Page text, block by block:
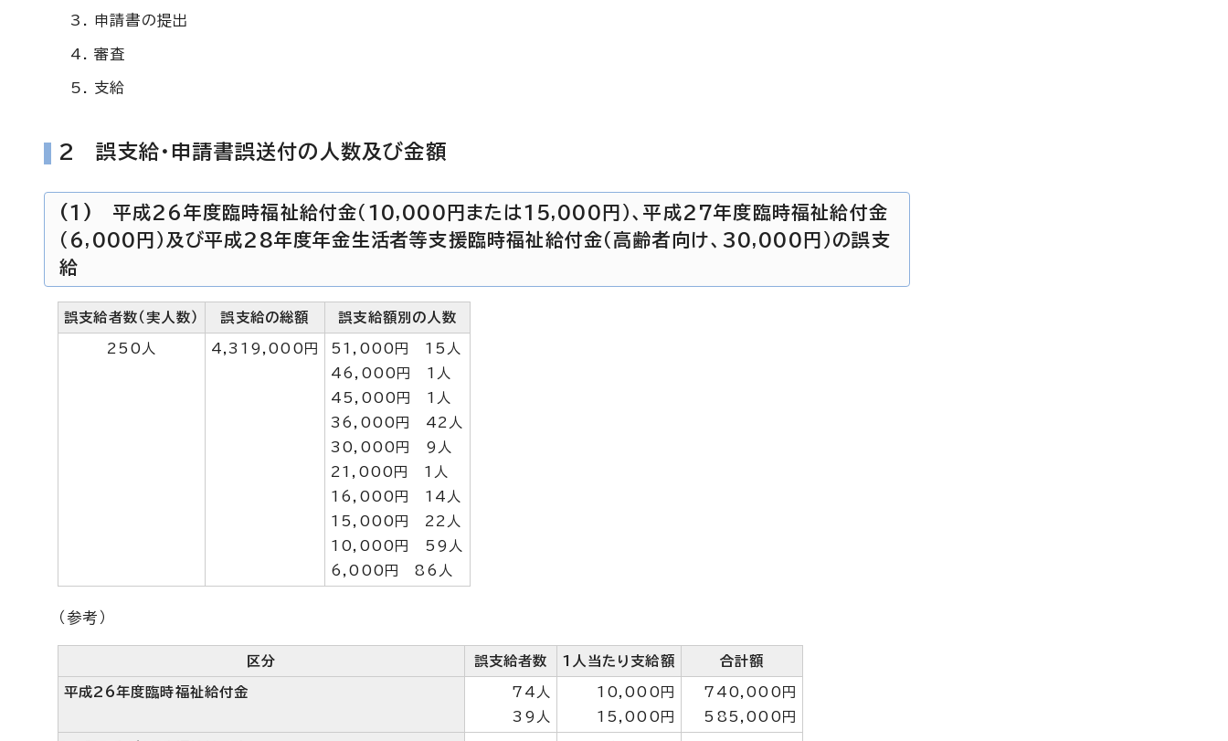
申請書の提出
審査
支給
2 誤支給・申請書誤送付の人数及び金額
(1) 平成26年度臨時福祉給付金（10,000円または15,000円）、平成27年度臨時福祉給付金
（6,000円）及び平成28年度年金生活者等支援臨時福祉給付金（高齢者向け、30,000円）の誤支
給
誤支給者数（実人数） 誤支給の総額 誤支給額別の人数
250人 4,319,000円
51,000円 15人
46,000円 1人
45,000円 1人
36,000円 42人
30,000円 9人
21,000円 1人
16,000円 14人
15,000円 22人
10,000円 59人
6,000円 86人
（参考）
区分 誤支給者数 1人当たり支給額 合計額
平成26年度臨時福祉給付金
74人
39人
10,000円
15,000円
740,000円
585,000円